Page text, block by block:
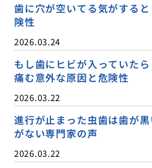
歯に穴が空いてる気がする
険性
2026.03.24
もし歯にヒビが入っていた
痛む意外な原因と危険性
2026.03.22
進行が止まった虫歯は歯が
がない専門家の声
2026.03.22